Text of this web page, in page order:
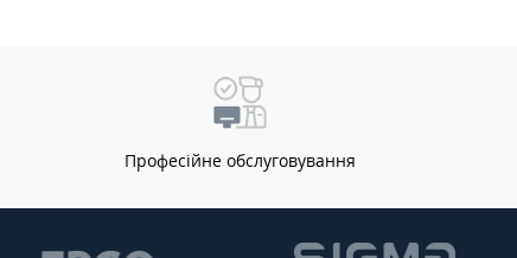
Професійне обслуговування